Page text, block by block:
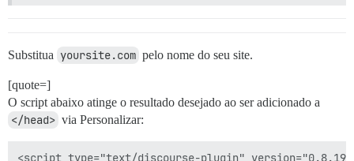
Substitua yoursite.com pelo nome do seu site.
[quote=]
O script abaixo atinge o resultado desejado ao ser adicionado a
</head> via Personalizar:
<script type="text/discourse-plugin"